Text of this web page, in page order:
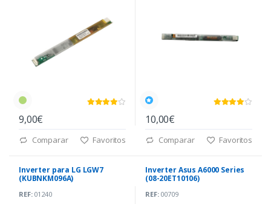
9,00€
Comparar Favoritos
10,00€
Comparar Favoritos
Inverter para LG LGW7
(KUBNKM096A)
REF:01240
Inverter Asus A6000 Series
(08-20ET10106)
REF:00709